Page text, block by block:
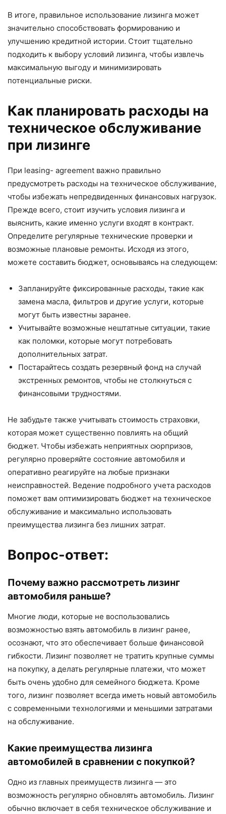
В итоге, правильное использование лизинга может
значительно способствовать формированию и
улучшению кредитной истории. Стоит тщательно
подходить к выбору условий лизинга, чтобы извлечь
максимальную выгоду и минимизировать
потенциальные риски.
Как планировать расходы на
техническое обслуживание
при лизинге
При leasing- agreement важно правильно
предусмотреть расходы на техническое обслуживание,
чтобы избежать непредвиденных финансовых нагрузок.
Прежде всего, стоит изучить условия лизинга и
выяснить, какие именно услуги входят в контракт.
Определите регулярные технические проверки и
возможные плановые ремонты. Исходя из этого,
можете составить бюджет, основываясь на следующем:
Запланируйте фиксированные расходы, такие как
замена масла, фильтров и другие услуги, которые
могут быть известны заранее.
Учитывайте возможные нештатные ситуации, такие
как поломки, которые могут потребовать
дополнительных затрат.
Постарайтесь создать резервный фонд на случай
экстренных ремонтов, чтобы не столкнуться с
финансовыми трудностями.
Не забудьте также учитывать стоимость страховки,
которая может существенно повлиять на общий
бюджет. Чтобы избежать неприятных сюрпризов,
регулярно проверяйте состояние автомобиля и
оперативно реагируйте на любые признаки
неисправностей. Ведение подробного учета расходов
поможет вам оптимизировать бюджет на техническое
обслуживание и максимально использовать
преимущества лизинга без лишних затрат.
Вопрос-ответ:
Почему важно рассмотреть лизинг
автомобиля раньше?
Многие люди, которые не воспользовались
возможностью взять автомобиль в лизинг ранее,
осознают, что это обеспечивает больше финансовой
гибкости. Лизинг позволяет не тратить крупные суммы
на покупку, а делать регулярные платежи, что может
быть очень удобно для семейного бюджета. Кроме
того, лизинг позволяет всегда иметь новый автомобиль
с современными технологиями и меньшими затратами
на обслуживание.
Какие преимущества лизинга
автомобилей в сравнении с покупкой?
Одно из главных преимуществ лизинга — это
возможность регулярно обновлять автомобиль. Лизинг
обычно включает в себя техническое обслуживание и